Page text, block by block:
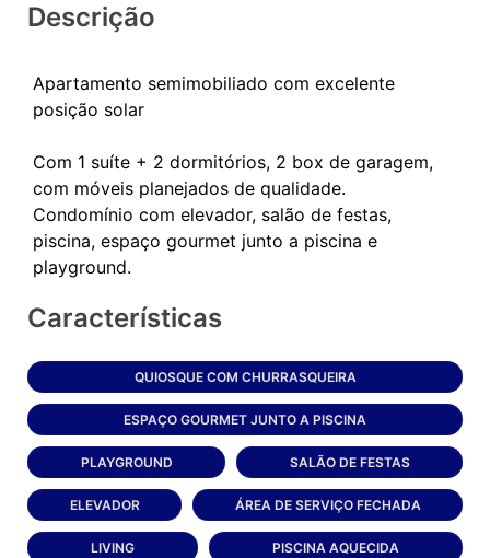
Descrição
Apartamento semimobiliado com excelente
posição solar
Com 1 suíte + 2 dormitórios, 2 box de garagem,
com móveis planejados de qualidade.
Condomínio com elevador, salão de festas,
piscina, espaço gourmet junto a piscina e
Características
QUIOSQUE COM CHURRASQUEIRA
ESPAÇO GOURMET JUNTO A PISCINA
PLAYGROUND SALÃO DE FESTAS
ELEVADOR ÁREA DE SERVIÇO FECHADA
LIVING PISCINA AQUECIDA